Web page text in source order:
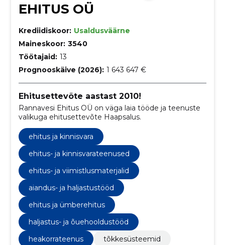
EHITUS OÜ
Krediidiskoor: Usaldusväärne
Maineskoor: 3540
Töötajaid: 13
Prognooskäive (2026): 1 643 647 €
Ehitusettevõte aastast 2010!
Rannavesi Ehitus OÜ on väga laia tööde ja teenuste
valikuga ehitusettevõte Haapsalus.
ehitus ja kinnisvara
ehitus- ja kinnisvarateenused
ehitus- ja viimistlusmaterjalid
aiandus- ja haljastustööd
ehitus ja ümberehitus
haljastus- ja õuehooldustööd
heakorrateenus
tõkkesüsteemid